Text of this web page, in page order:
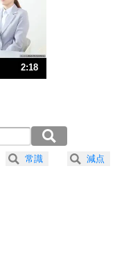
原因は、行動しないから。
法
の。
を優しさで表現する。
2:18
常識 減点